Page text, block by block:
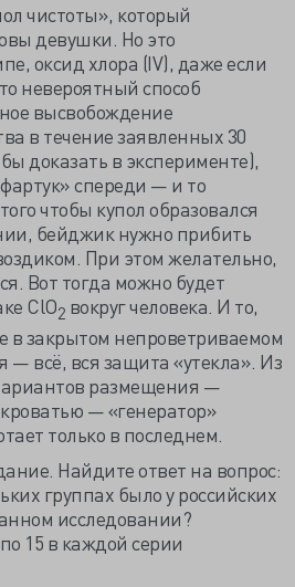
чистоты», который
девушки. Но это
оксид хлора (IV), даже если
невероятный способ
высвобождение
в течение заявленных 30
доказать в эксперименте),
спереди — и то
чтобы купол образовался
бейджик нужно прибить
При этом желательно,
Вот тогда можно будет
ClO2 вокруг человека. И то,
в закрытом непроветриваемом
всё, вся защита «утекла». Из
размещения —
— «генератор»
только в последнем.
Найдите ответ на вопрос:
группах было у российских
исследовании?
15 в каждой серии